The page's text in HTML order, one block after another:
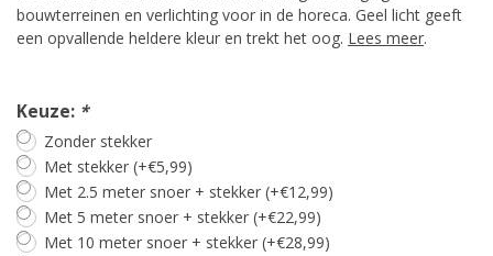
bouwterreinen en verlichting voor in de horeca. Geel licht geeft
een opvallende heldere kleur en trekt het oog. Lees meer.
Keuze: *
Zonder stekker
Met stekker (+€5,99)
Met 2.5 meter snoer + stekker (+€12,99)
Met 5 meter snoer + stekker (+€22,99)
Met 10 meter snoer + stekker (+€28,99)